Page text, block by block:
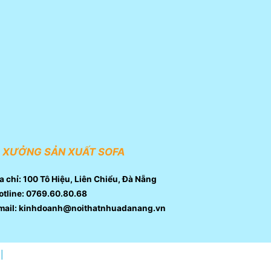
XƯỞNG SẢN XUẤT SOFA
chỉ: 100 Tô Hiệu, Liên Chiểu, Đà Nẵng
0769.60.80.68
kinhdoanh@noithatnhuadanang.vn